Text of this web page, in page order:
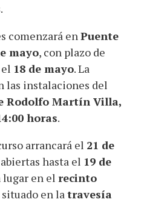
comenzará enPuente
mayo, con plazo de
18 de mayo. La
las instalaciones del
Rodolfo Martín Villa,
horas.
arrancará el 21 de
hasta el 19 de
lugar en el recinto
situado en latravesía